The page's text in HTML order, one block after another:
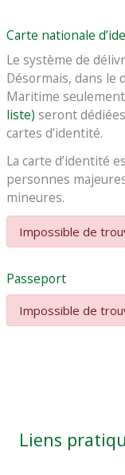
Carte nationale
Le système de
Désormais, dans le
Maritime
liste) seront
cartes d’identité.
La carte d’identité
personnes
mineures.
Impossible de
Passeport
Impossible de
Liens